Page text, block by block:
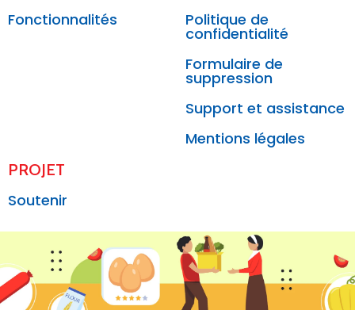
Fonctionnalités Politique de
confidentialité
Formulaire de
suppression
Support et assistance
Mentions légales
PROJET
Soutenir